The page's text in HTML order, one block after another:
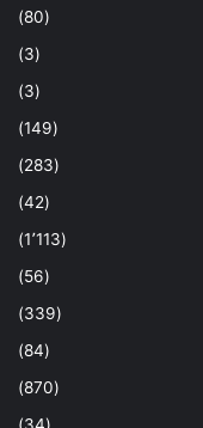
(80)
(3)
(3)
(149)
(283)
(42)
(1٬113)
(56)
(339)
(84)
(870)